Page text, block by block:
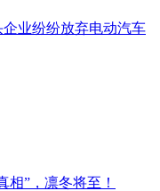
业纷纷放弃电动汽车
相”，凛冬将至！